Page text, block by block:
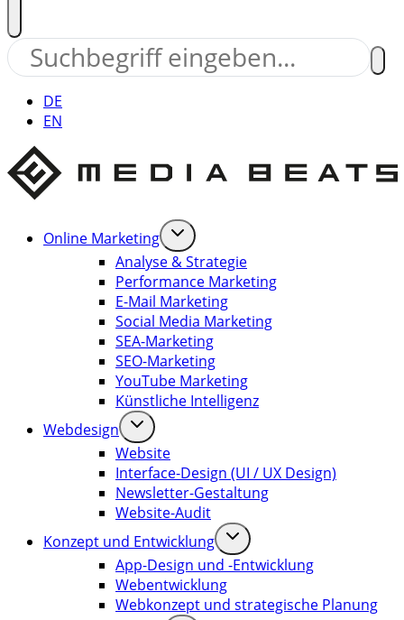
DE
EN
Online Marketing
Analyse & Strategie
Performance Marketing
E-Mail Marketing
Social Media Marketing
SEA-Marketing
SEO-Marketing
YouTube Marketing
Künstliche Intelligenz
Webdesign
Website
Interface-Design (UI / UX Design)
Newsletter-Gestaltung
Website-Audit
Konzept und Entwicklung
App-Design und -Entwicklung
Webentwicklung
Webkonzept und strategische Planung